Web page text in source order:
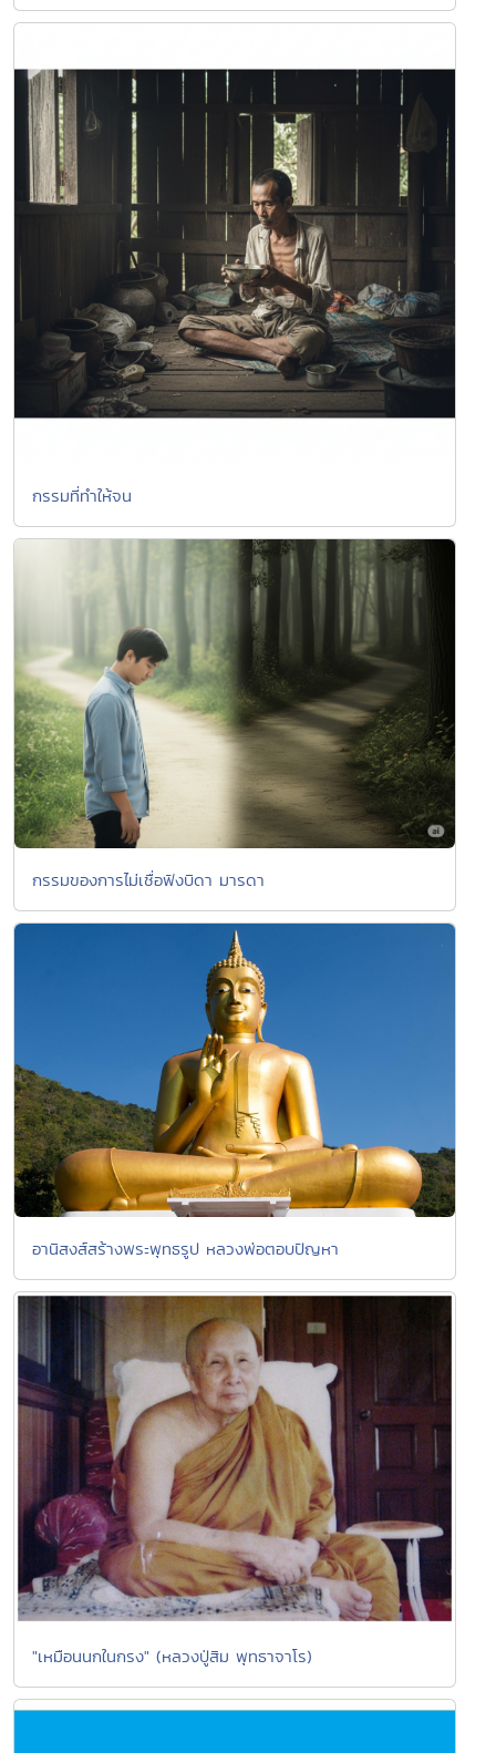
กรรมที่ทำให้จน
กรรมของการไม่เชื่อฟังบิดา มารดา
อานิสงส์สร้างพระพุทธรูป หลวงพ่อตอบปัญหา
"เหมือนนกในกรง" (หลวงปู่สิม พุทธาจาโร)